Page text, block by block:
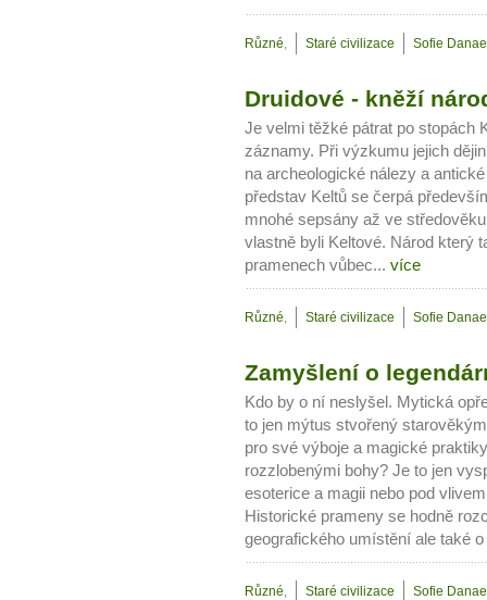
Různé, Staré civilizace Sofie Danae
Druidové - kněží
Je velmi těžké pátrat po stopách
záznamy. Při výzkumu jejich
na archeologické nálezy a
představ Keltů se čerpá
mnohé sepsány až ve
vlastně byli Keltové. Národ který
pramenech vůbec... více
Různé, Staré civilizace Sofie Danae
Zamyšlení o
Kdo by o ní neslyšel. Mytická
to jen mýtus stvořený
pro své výboje a magické
rozzlobenými bohy? Je to jen
esoterice a magii nebo pod
Historické prameny se hodně
geografického umístění ale také
Různé, Staré civilizace Sofie Danae